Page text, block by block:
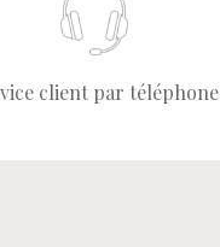
client par téléphone